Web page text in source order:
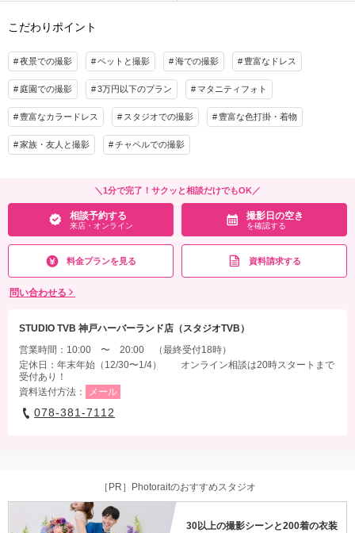
こだわりポイント
夜景での撮影 ペットと撮影 海での撮影 豊富なドレス
庭園での撮影 3万円以下のプラン マタニティフォト
豊富なカラードレス スタジオでの撮影 豊富な色打掛・着物
家族・友人と撮影 チャペルでの撮影
＼1分で完了！サクッと相談だけでもOK／
相談予約する
来店・オンライン
撮影日の空き
を確認する
料金プランを見る 資料請求する
問い合わせる
STUDIO TVB 神戸ハーバーランド店（スタジオTVB）
営業時間：10:00 〜 20:00 （最終受付18時）
定休日：年末年始（12/30〜1/4） オンライン相談は20時スタートまで
受付あり！
資料送付方法：
メール
078-381-7112
［PR］Photoraitのおすすめスタジオ
30以上の撮影シーンと200着の衣装